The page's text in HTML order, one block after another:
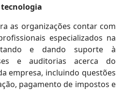
as organizações contar com
especializados na
e dando suporte à
e auditorias acerca do
empresa, incluindo questões
pagamento de impostos e